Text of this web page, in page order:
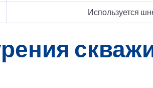
Используется